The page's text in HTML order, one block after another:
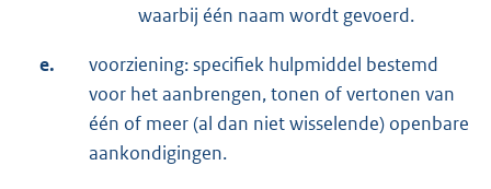
waarbij één naam wordt gevoerd.
e.
voorziening: specifiek hulpmiddel bestemd
voor het aanbrengen, tonen of vertonen van
één of meer (al dan niet wisselende) openbare
aankondigingen.